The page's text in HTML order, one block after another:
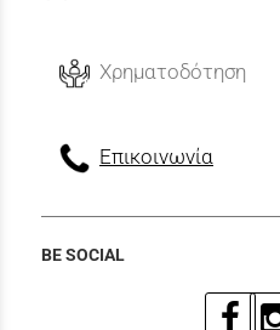
Χρηματοδότηση
Επικοινωνία
BE SOCIAL